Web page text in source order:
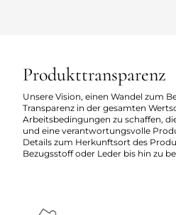
Produkttransparenz
Unsere Vision, einen Wandel zum
Transparenz in der gesamten
Arbeitsbedingungen zu schaffen,
und eine verantwortungsvolle
Details zum Herkunftsort des
Bezugsstoff oder Leder bis hin zu